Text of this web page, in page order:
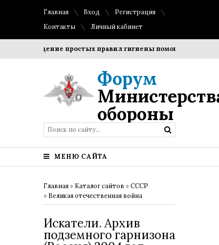
Главная Вход
Регистрация
Контакты
Личный кабинет
Соблюдение простых правил гигиены помогает
Форум
обороны
МЕНЮ САЙТА
Главная » Каталог сайтов »СССР
» Великая отечественная война
Искатели. Архив
подземного гарнизона